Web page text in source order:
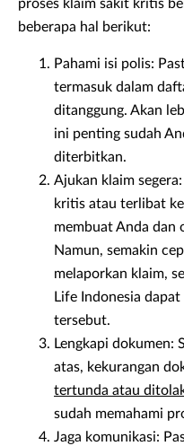
proses klaim sakit kritis
beberapa hal berikut:
Pahami isi polis:
termasuk dalam
ditanggung. Akan
ini penting sudah
diterbitkan.
Ajukan klaim
kritis atau terlibat
membuat Anda dan
Namun, semakin
melaporkan klaim,
Life Indonesia
tersebut.
Lengkapi dokumen:
atas, kekurangan
tertunda atau
sudah memahami
Jaga komunikasi: